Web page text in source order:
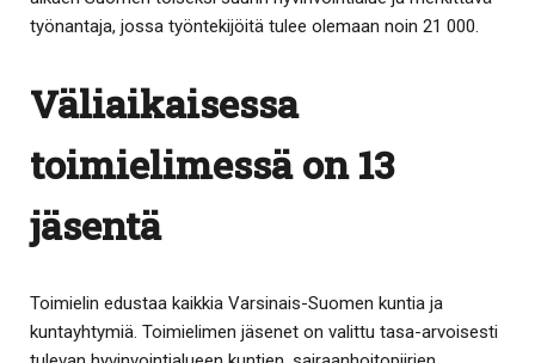
työnantaja, jossa työntekijöitä tulee olemaan noin 21 000.
Väliaikaisessa
toimielimessä on 13
jäsentä
Toimielin edustaa kaikkia Varsinais-Suomen kuntia ja
kuntayhtymiä. Toimielimen jäsenet on valittu tasa-arvoisesti